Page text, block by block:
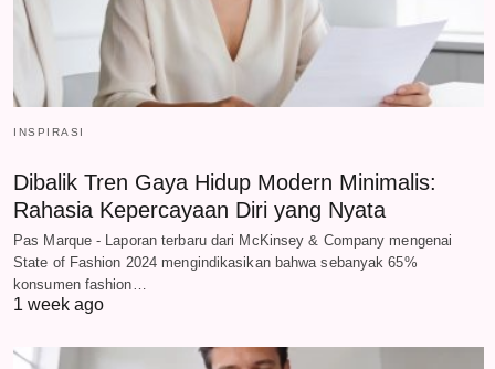
INSPIRASI
Dibalik Tren Gaya Hidup Modern Minimalis:
Rahasia Kepercayaan Diri yang Nyata
Pas Marque - Laporan terbaru dari McKinsey & Company mengenai
State of Fashion 2024 mengindikasikan bahwa sebanyak 65%
konsumen fashion…
1 week ago